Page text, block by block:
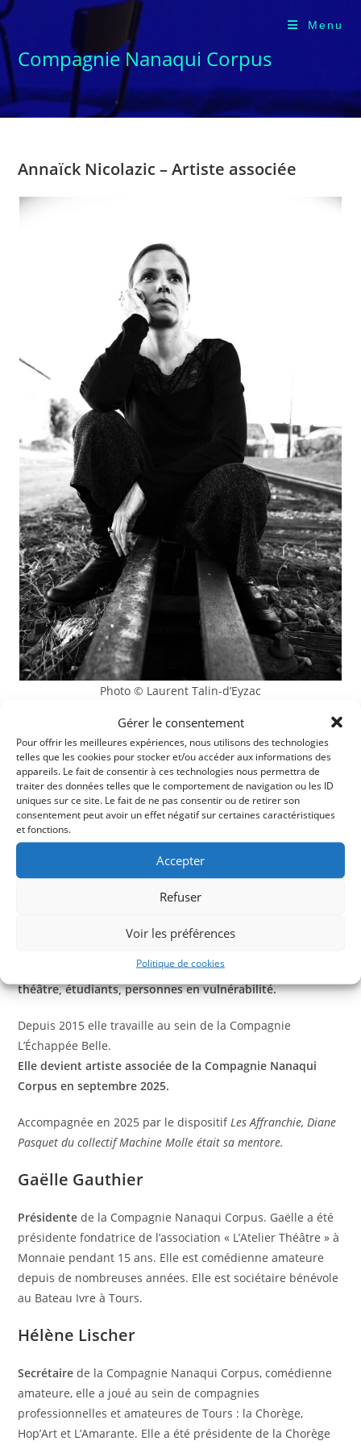
Gérer le consentement
Pour offrir les meilleures expériences, nous utilisons des technologies
telles que les cookies pour stocker et/ou accéder aux informations des
appareils. Le fait de consentir à ces technologies nous permettra de
traiter des données telles que le comportement de navigation ou les ID
uniques sur ce site. Le fait de ne pas consentir ou de retirer son
consentement peut avoir un effet négatif sur certaines caractéristiques
et fonctions.
Accepter
Refuser
Voir les préférences
Politique de cookies
Skip
to
contentCompagnie Nanaqui Corpus
Menu
Annaïck Nicolazic – Artiste associée
Photo © Laurent Talin-d’Eyzac
formation au conservatoire, Annaïck Nicolazic
s’engage dans lethéâtre contemporain ou expérimental
comme Il Gabbiano de Tchekhov en Italie, chorégraphié
par Lucia Amaraet le court-métrage deFabian Ribezzo,
L’estraneo. Après avoir jouéHamlet versus Britney Spears
avec le Groupenfonction
de rue avecla Compagnie Tuchenn, et effectuera une
tournée avec Georges Dandin duThéâtre de l’Ante
elle rencontre le chorégraphe
Elle Collabore depuis 2023 avec
depuis toujours auprès des scolaires, lycéens option
théâtre, étudiants, personnes en vulnérabilité.
Depuis 2015 elle travaille au sein de la Compagnie
L’Échappée Belle.
Elle devient artiste associée de la Compagnie Nanaqui
Corpus en septembre 2025.
Accompagnée en 2025 par le dispositifLes Affranchie, Diane
Pasquet du collectif Machine Molle était sa mentore.
Gaëlle Gauthier
Présidente de la Compagnie Nanaqui Corpus. Gaëlle a été
présidente fondatrice de l’association « L’Atelier Théâtre » à
Monnaie pendant 15 ans. Elle est comédienne amateure
depuis de nombreuses années. Elle est sociétaire bénévole
au Bateau Ivre à Tours.
Hélène Lischer
Secrétaire de la Compagnie Nanaqui Corpus, comédienne
amateure, elle a joué au sein de compagnies
professionnelles et amateures de Tours : la Chorège,
Hop’Art et L’Amarante. Elle a été présidente de la Chorège